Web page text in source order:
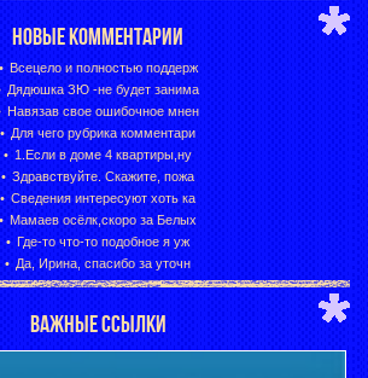
НОВЫЕ КОММЕНТАРИИ
Всецело и полностью поддерж
Дядюшка ЗЮ -не будет занима
Навязав свое ошибочное мнен
Для чего рубрика комментари
1.Если в доме 4 квартиры,ну
Здравствуйте. Скажите, пожа
Сведения интересуют хоть ка
Мамаев осёлк,скоро за Белых
Где-то что-то подобное я уж
Да, Ирина, спасибо за уточн
ВАЖНЫЕ ССЫЛКИ